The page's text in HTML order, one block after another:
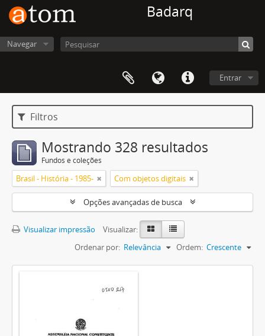
Badarq
Navegar
Entrar
Filtros
Mostrando 328 resultados
Fundos e coleções
Brasil - História - 1985- Com objetos digitais
Opções avançadas de busca
Visualizar impressão
Visualizar:
Ordenar por: Relevância Ordem: Crescente